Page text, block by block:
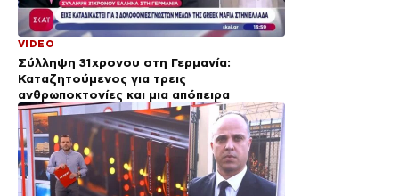
VIDEO
Σύλληψη 31χρονου στη Γερμανία:
Καταζητούμενος για τρεις
ανθρωποκτονίες και μια απόπειρα